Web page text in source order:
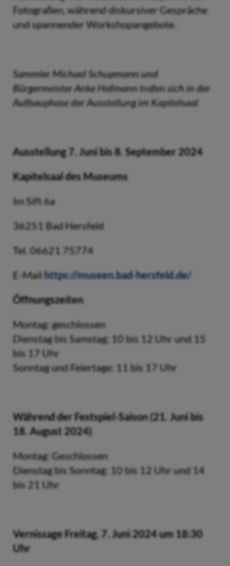
Fotograﬁen, während diskursiver Gespräche
und spannender Workshopangebote.
Sammler Michael Schupmann und
Bürgermeister Anke Hofmann trafen sich in der
Aufbauphase der Ausstellung im Kapitelsaal
Ausstellung 7. Juni bis 8. September 2024
Kapitelsaal des Museums
Im Sift 6a
36251 Bad Hersfeld
Tel. 06621 75774
E-Mailhttps://museen.bad-hersfeld.de/
Öffnungszeiten
Montag: geschlossen
Dienstag bis Samstag: 10 bis 12 Uhr und 15
bis 17 Uhr
Sonntag und Feiertage: 11 bis 17 Uhr
Während der Festspiel-Saison (21. Juni bis
18. August 2024)
Montag: Geschlossen
Dienstag bis Sonntag: 10 bis 12 Uhr und 14
bis 21 Uhr
Vernissage Freitag, 7. Juni 2024 um 18:30
Uhr